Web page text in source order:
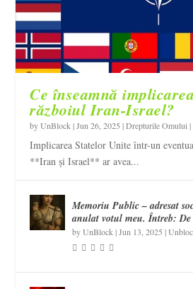
Ce înseamnă
războiul Iran-Israel?
byUnBlock |Jun 26, 2025 |Drepturile Omului |
Implicarea Statelor Unite într-un
**Iran și Israel** ar avea...
Memoriu Public – adresat
anulat votul meu. Întreb: De
byUnBlock |Jun 13, 2025 |